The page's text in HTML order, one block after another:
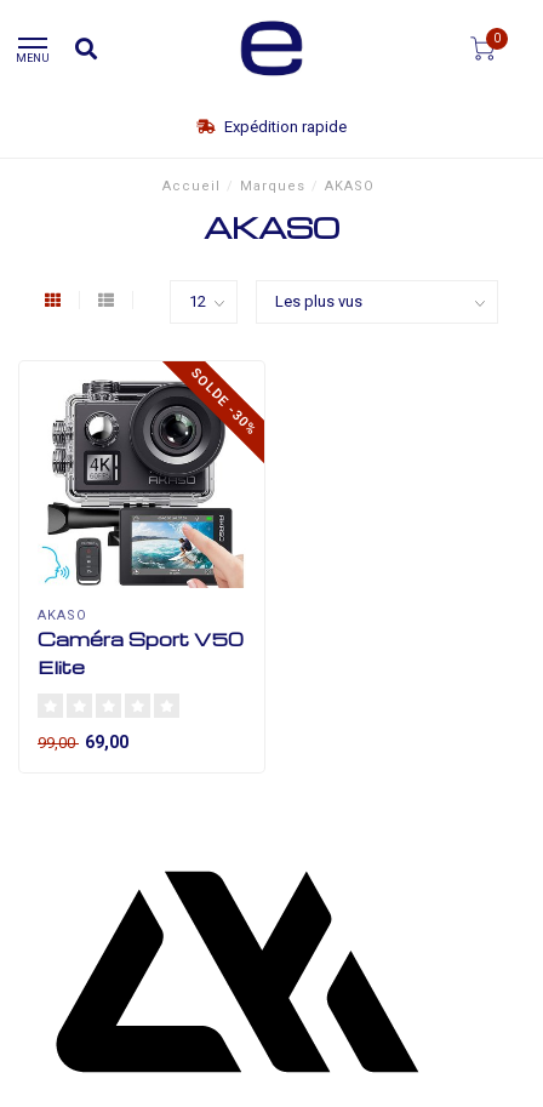
MENU
0
Expédition rapide
Accueil / Marques / AKASO
AKASO
SOLDE -30%
AKASO
Caméra Sport V50
Elite
99,00 69,00